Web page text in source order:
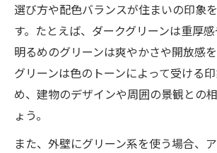
選び方や配色バランスが住まいの印象
す。たとえば、ダークグリーンは重厚感
明るめのグリーンは爽やかさや開放感を
グリーンは色のトーンによって受ける
め、建物のデザインや周囲の景観との
ょう。
また、外壁にグリーン系を使う場合、